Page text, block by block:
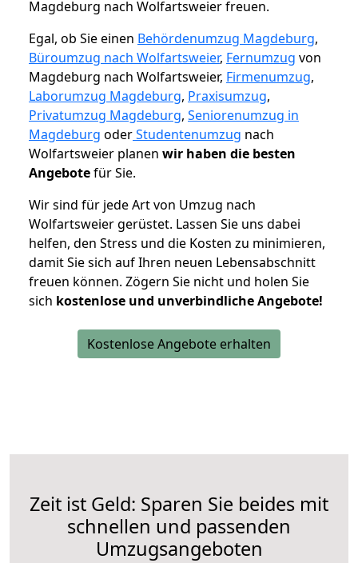
Magdeburg nach Wolfartsweier freuen.
Egal, ob Sie einen Behördenumzug Magdeburg,
Büroumzug nach Wolfartsweier, Fernumzug von
Magdeburg nach Wolfartsweier, Firmenumzug,
Laborumzug Magdeburg, Praxisumzug,
Privatumzug Magdeburg, Seniorenumzug in
Magdeburg oderStudentenumzug nach
Wolfartsweier planen wir haben die besten
Angebotefür Sie.
Wir sind für jede Art von Umzug nach
Wolfartsweier gerüstet. Lassen Sie uns dabei
helfen, den Stress und die Kosten zu minimieren,
damit Sie sich auf Ihren neuen Lebensabschnitt
freuen können. Zögern Sie nicht und holen Sie
sich kostenlose und unverbindliche Angebote!
Kostenlose Angebote erhalten
Zeit ist Geld: Sparen Sie beides mit
schnellen und passenden
Umzugsangeboten